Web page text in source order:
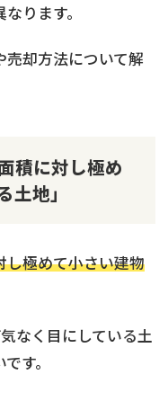
ります。
却方法について解
積に対し極め
地」
し極めて小さい建物
なく目にしている土
す。